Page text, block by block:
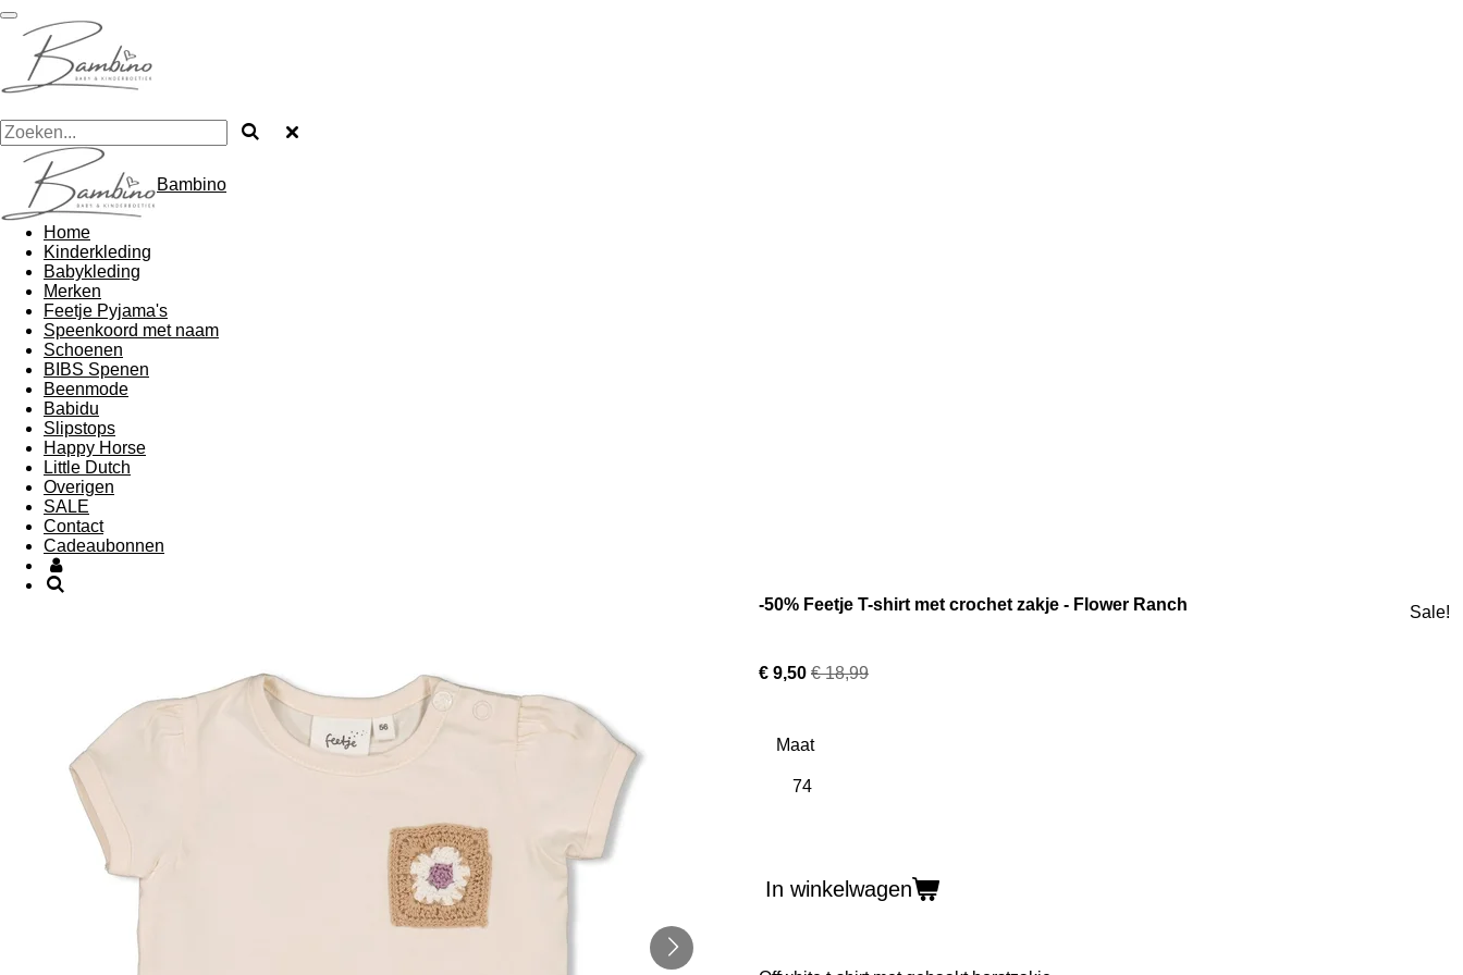
Ga
direct
naar
de
hoofdinhoud
Bambino
Home
Kinderkleding
Babykleding
Merken
Feetje Pyjama's
Speenkoord met naam
Schoenen
BIBS Spenen
Beenmode
Babidu
Slipstops
Happy Horse
Little Dutch
Overigen
SALE
Contact
Cadeaubonnen
-50% Feetje T-shirt met crochet zakje - Flower Ranch Sale!
€ 9,50 € 18,99
Maat
In winkelwagen